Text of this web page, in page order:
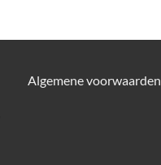
Algemene voorwaarden